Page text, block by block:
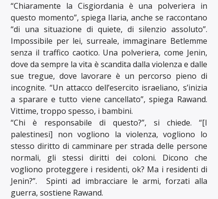
“Chiaramente la Cisgiordania è una polveriera in
questo momento”, spiega Ilaria, anche se raccontano
“di una situazione di quiete, di silenzio assoluto”.
Impossibile per lei, surreale, immaginare Betlemme
senza il traffico caotico. Una polveriera, come Jenin,
dove da sempre la vita è scandita dalla violenza e dalle
sue tregue, dove lavorare è un percorso pieno di
incognite. “Un attacco dell’esercito israeliano, s’inizia
a sparare e tutto viene cancellato”, spiega Rawand.
Vittime, troppo spesso, i bambini.
“Chi è responsabile di questo?”, si chiede. “[I
palestinesi] non vogliono la violenza, vogliono lo
stesso diritto di camminare per strada delle persone
normali, gli stessi diritti dei coloni. Dicono che
vogliono proteggere i residenti, ok? Ma i residenti di
Jenin?”. Spinti ad imbracciare le armi, forzati alla
guerra, sostiene Rawand.